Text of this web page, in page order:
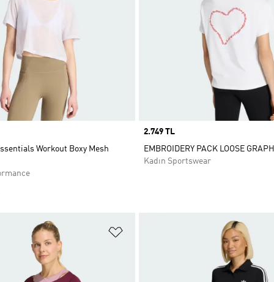
Workout Boxy Mesh
Price
2.749 TL
EMBROIDERY PACK LOOSE
Kadın Sportswear